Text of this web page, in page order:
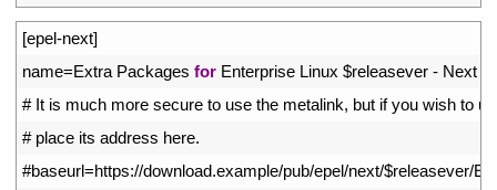
[epel-next]
name=Extra Packages for Enterprise Linux $releasever - Next
# It is much more secure to use the metalink, but if you wish to
# place its address here.
#baseurl=https://download.example/pub/epel/next/$releasever/